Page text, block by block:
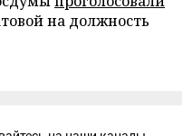
на должность